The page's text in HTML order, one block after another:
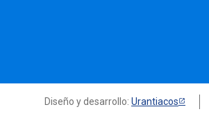
Diseño y desarrollo: Urantiacos